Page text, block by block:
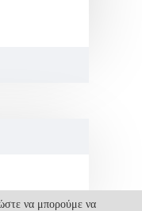
να μπορούμε να